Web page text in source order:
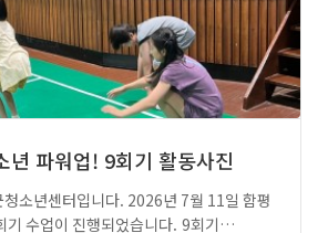
년 파워업! 9회기 활동사진
니다. 2026년 7월 11일 함평
청소년 파워업! 9회기 수업이 진행되었습니다. 9회기…